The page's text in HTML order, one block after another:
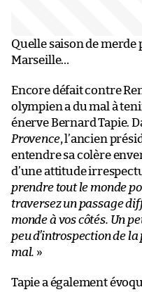
Quelle saison de merde
Marseille…
Encore défait contre
olympien a du mal à
énerve Bernard Tapie.
Provence, l’ancien
entendre sa colère
d’une attitude
prendre tout le monde
traversez un passage
monde à vos côtés. Un
peu d’introspection de
mal. »
Tapie a également